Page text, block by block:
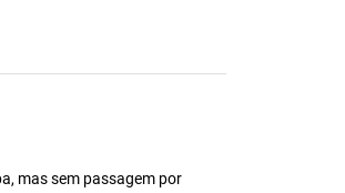
mas sem passagem por